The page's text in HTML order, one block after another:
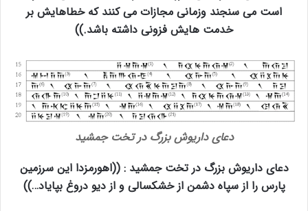
است می سنجند وزمانی مجازات می کنند که خطاهایش بر
خدمت هایش فزونی داشته باشد.))
دعای داریوش بزرگ در تخت جمشید
دعای داریوش بزرگ در تخت جمشید : ((اهورمزدا این سرزمین
پارس را از سپاه دشمن از خشکسالی و از دیو دروغ بپایاد…))